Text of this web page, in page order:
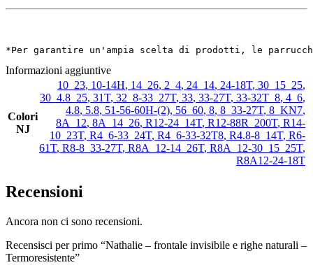
*Per garantire un'ampia scelta di prodotti, le
Informazioni aggiuntive
Colori
NJ
10_23, 10-14H, 14_26, 2_4, 24_14, 24-18T, 30_15_25,
30_4.8_25, 31T, 32_8-33_27T, 33, 33-27T, 33-32T_8, 4_6,
4.8, 5.8, 51-56-60H-(2), 56_60, 8, 8_33-27T, 8_KN7,
8A_12, 8A_14_26, R12-24_14T, R12-88R_200T, R14-
10_23T, R4_6-33_24T, R4_6-33-32T8, R4.8-8_14T, R6-
61T, R8-8_33-27T, R8A_12-14_26T, R8A_12-30_15_25T,
R8A12-24-18T
Recensioni
Ancora non ci sono recensioni.
Recensisci per primo “Nathalie – frontale invisibile e righe naturali –
Termoresistente”